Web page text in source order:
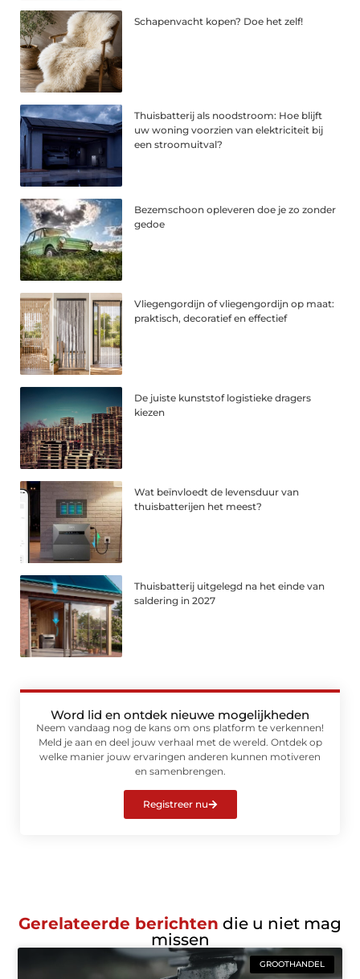
Schapenvacht kopen? Doe het zelf!
Thuisbatterij als noodstroom: Hoe blijft
uw woning voorzien van elektriciteit bij
een stroomuitval?
Bezemschoon opleveren doe je zo zonder
gedoe
Vliegengordijn of vliegengordijn op maat:
praktisch, decoratief en effectief
De juiste kunststof logistieke dragers
kiezen
Wat beïnvloedt de levensduur van
thuisbatterijen het meest?
Thuisbatterij uitgelegd na het einde van
saldering in 2027
Word lid en ontdek nieuwe mogelijkheden
Neem vandaag nog de kans om ons platform te verkennen!
Meld je aan en deel jouw verhaal met de wereld. Ontdek op
welke manier jouw ervaringen anderen kunnen motiveren
en samenbrengen.
Registreer nu
Gerelateerde berichten die u niet mag
missen
GROOTHANDEL